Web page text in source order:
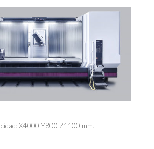
X4000 Y800 Z1100 mm.